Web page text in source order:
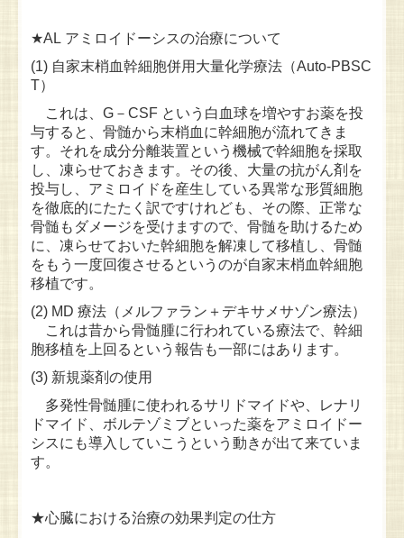
★AL アミロイドーシスの治療について
(1) 自家末梢血幹細胞併用大量化学療法（Auto-PBSC
T）
これは、G－CSF という白血球を増やすお薬を投
与すると、骨髄から末梢血に幹細胞が流れてきま
す。それを成分分離装置という機械で幹細胞を採取
し、凍らせておきます。その後、大量の抗がん剤を
投与し、アミロイドを産生している異常な形質細胞
を徹底的にたたく訳ですけれども、その際、正常な
骨髄もダメージを受けますので、骨髄を助けるため
に、凍らせておいた幹細胞を解凍して移植し、骨髄
をもう一度回復させるというのが自家末梢血幹細胞
移植です。
(2) MD 療法（メルファラン＋デキサメサゾン療法）
これは昔から骨髄腫に行われている療法で、幹細
胞移植を上回るという報告も一部にはあります。
(3) 新規薬剤の使用
多発性骨髄腫に使われるサリドマイドや、レナリ
ドマイド、ボルテゾミブといった薬をアミロイドー
シスにも導入していこうという動きが出て来ていま
す。
★心臓における治療の効果判定の仕方